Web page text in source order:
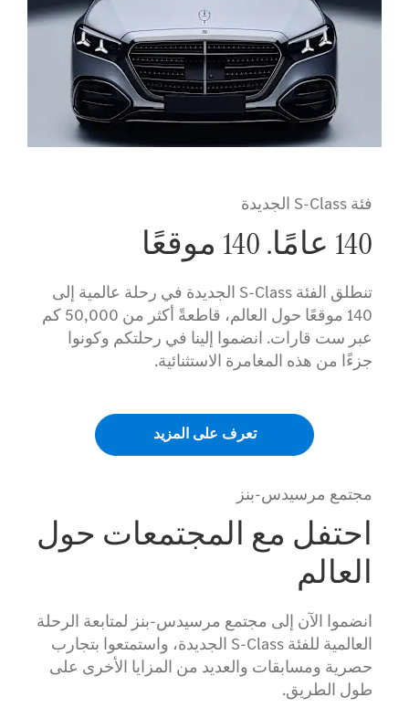
فئة S-Class الجديدة
140 عامًا. 140 موقعًا
تنطلق الفئة S-Class الجديدة في رحلة عالمية إلى
140 موقعًا حول العالم، قاطعةً أكثر من 50,000 كم
عبر ست قارات. انضموا إلينا في رحلتكم وكونوا
جزءًا من هذه المغامرة الاستثنائية.
تعرف على المزيد
مجتمع مرسيدس-بنز
احتفل مع المجتمعات حول
العالم
انضموا الآن إلى مجتمع مرسيدس-بنز لمتابعة الرحلة
العالمية للفئة S-Class الجديدة، واستمتعوا بتجارب
حصرية ومسابقات والعديد من المزايا الأخرى على
طول الطريق.